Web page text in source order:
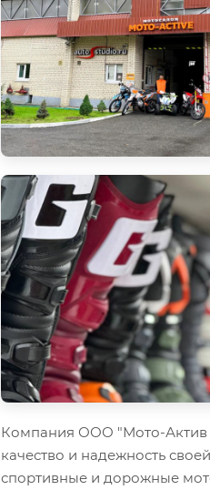
Компания ООО "Мото-Актив
качество и надежность
спортивные и дорожные